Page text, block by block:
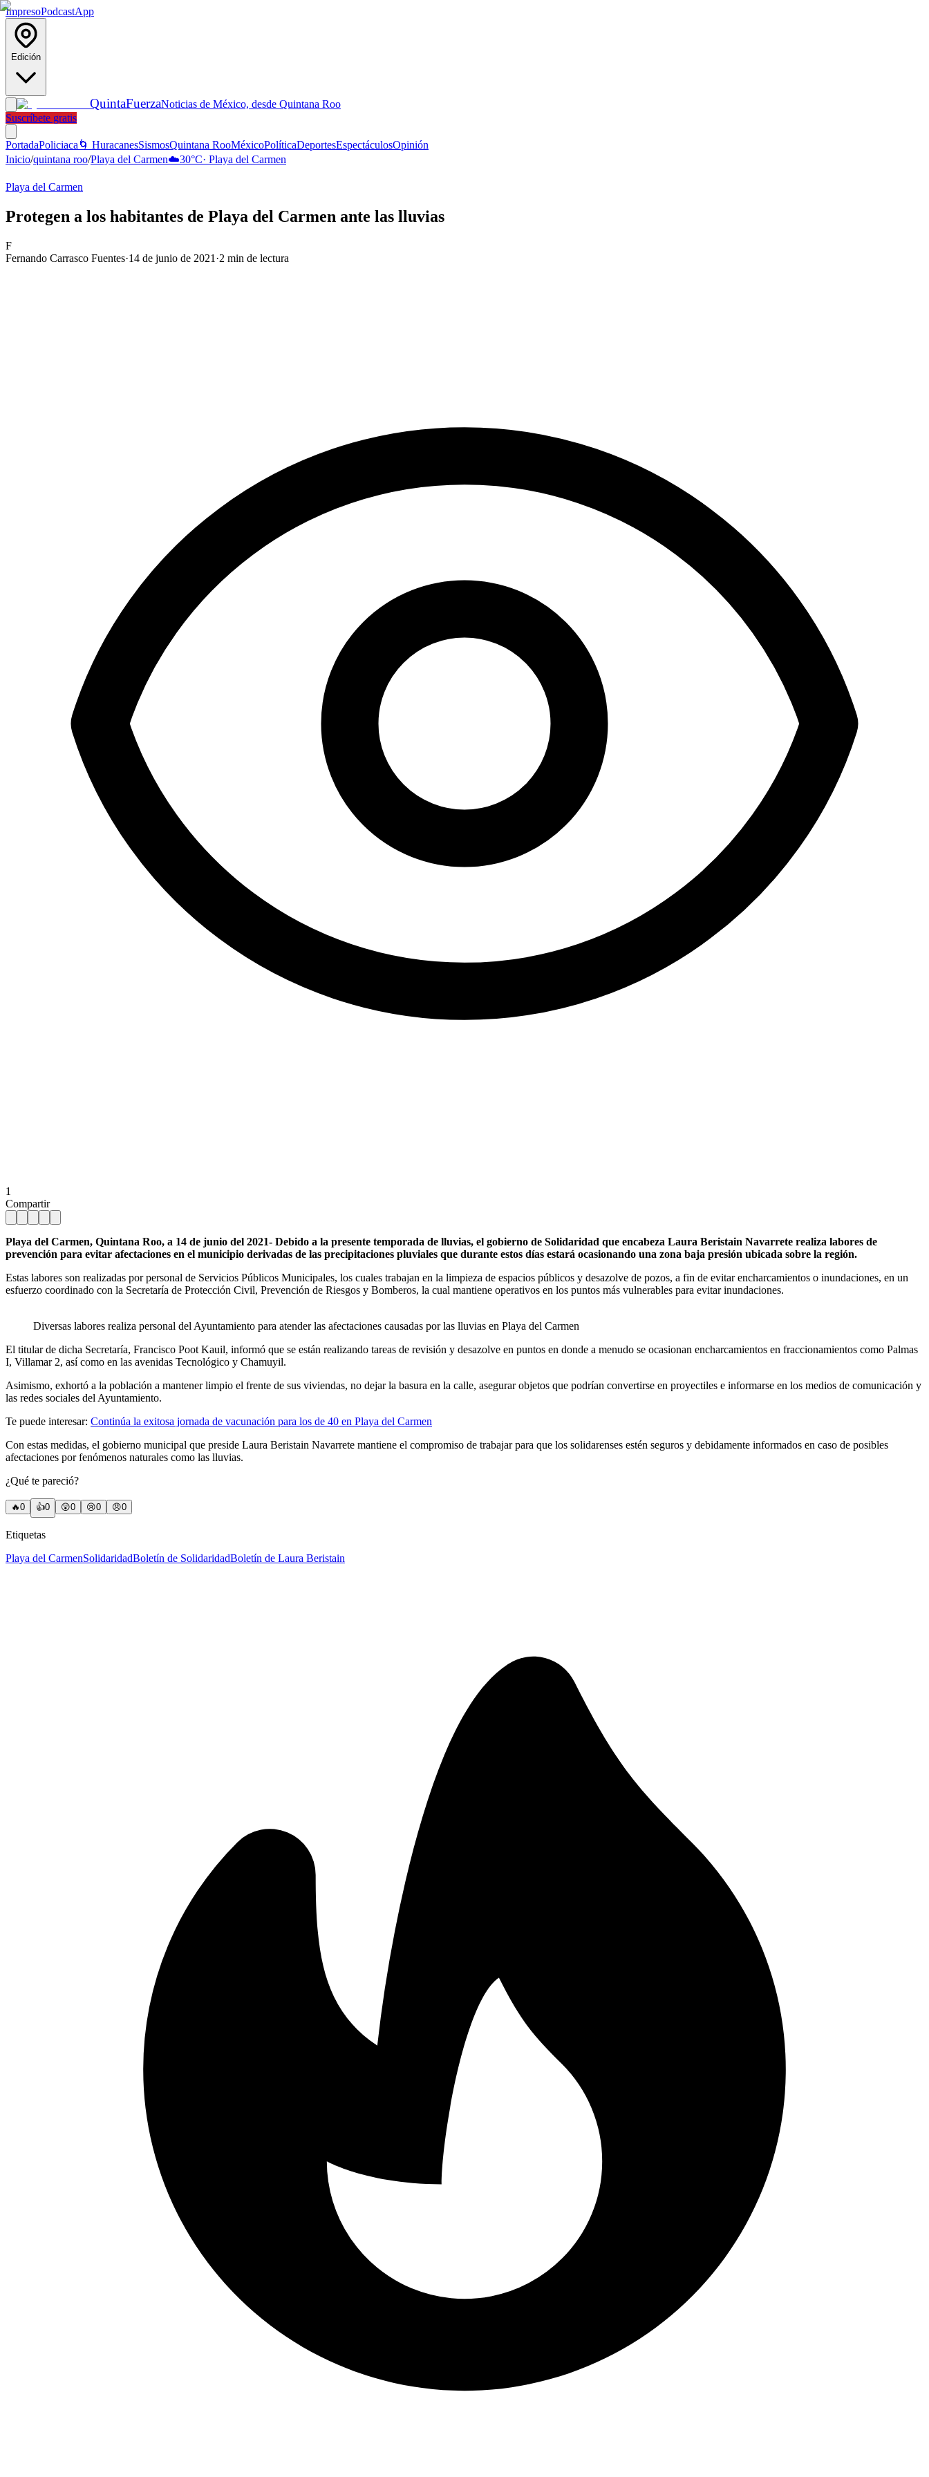
ImpresoPodcastApp
Edición
QuintaFuerzaNoticias de México, desde Quintana Roo
Suscríbete gratis
PortadaPoliciaca 🌀 HuracanesSismosQuintana RooMéxicoPolíticaDeportesEspectáculosOpinión
Inicio/quintana roo/Playa del Carmen☁️30°C· Playa del Carmen
Playa del Carmen
Protegen a los habitantes de Playa del Carmen ante las lluvias
F
Fernando Carrasco Fuentes·14 de junio de 2021 ·2 min de lectura
1
Compartir
Playa del Carmen, Quintana Roo, a 14 de junio del 2021- Debido a la presente temporada de lluvias, el gobierno de Solidaridad que encabeza Laura Beristain Navarrete realiza labores de
prevención para evitar afectaciones en el municipio derivadas de las precipitaciones pluviales que durante estos días estará ocasionando una zona baja presión ubicada sobre la región.
Estas labores son realizadas por personal de Servicios Públicos Municipales, los cuales trabajan en la limpieza de espacios públicos y desazolve de pozos, a fin de evitar encharcamientos o inundaciones, en un
esfuerzo coordinado con la Secretaría de Protección Civil, Prevención de Riesgos y Bomberos, la cual mantiene operativos en los puntos más vulnerables para evitar inundaciones.
Diversas labores realiza personal del Ayuntamiento para atender las afectaciones causadas por las lluvias en Playa del Carmen
El titular de dicha Secretaría, Francisco Poot Kauil, informó que se están realizando tareas de revisión y desazolve en puntos en donde a menudo se ocasionan encharcamientos en fraccionamientos como Palmas
I, Villamar 2, así como en las avenidas Tecnológico y Chamuyil.
Asimismo, exhortó a la población a mantener limpio el frente de sus viviendas, no dejar la basura en la calle, asegurar objetos que podrían convertirse en proyectiles e informarse en los medios de comunicación y
las redes sociales del Ayuntamiento.
Te puede interesar: Continúa la exitosa jornada de vacunación para los de 40 en Playa del Carmen
Con estas medidas, el gobierno municipal que preside Laura Beristain Navarrete mantiene el compromiso de trabajar para que los solidarenses estén seguros y debidamente informados en caso de posibles
afectaciones por fenómenos naturales como las lluvias.
¿Qué te pareció?
🔥0 👍0 😲0 😢0 😠0
Etiquetas
Playa del CarmenSolidaridadBoletín de SolidaridadBoletín de Laura Beristain